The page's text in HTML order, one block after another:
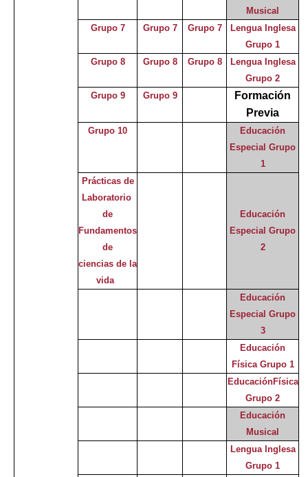
Musical
Grupo 7
Grupo 7 Grupo 7
Lengua Inglesa
Grupo 1
Grupo 8
Grupo 8 Grupo 8
Lengua Inglesa
Grupo 2
Grupo 9
Grupo 9
Formación
Previa
Grupo 10
Educación
Especial Grupo
1
Prácticas de
Laboratorio
de
Fundamentos
de
ciencias de la
vida
Educación
Especial Grupo
2
Educación
Especial Grupo
3
Educación
Física Grupo 1
EducaciónFísica
Grupo 2
Educación
Musical
Lengua Inglesa
Grupo 1